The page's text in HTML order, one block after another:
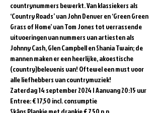
countrynummers bewerkt. Van klassiekers als
‘Country Roads’ van John Denver en ‘Green Green
Grass of Home’ van Tom Jones tot verrassende
uitvoeringen van nummers van artiesten als
Johnny Cash, Glen Campbell en Shania Twain; de
mannen maken er een heerlijke, akoestische
(country)belevenis van! Oftewel een must voor
alle liefhebbers van countrymuziek!
Zaterdag 14 september 2024 | Aanvang 20:15 uur
Entree: € 17,50 incl. consumptie